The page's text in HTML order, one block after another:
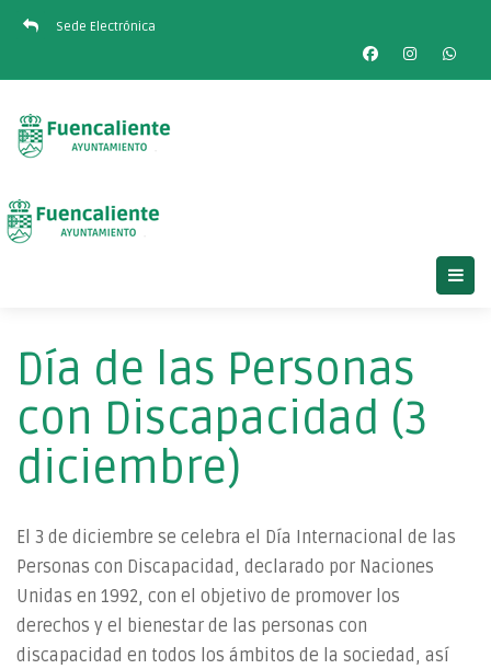
Sede Electrónica
Día de las Personas
con Discapacidad (3
diciembre)
El 3 de diciembre se celebra el Día Internacional de las
Personas con Discapacidad, declarado por Naciones
Unidas en 1992, con el objetivo de promover los
derechos y el bienestar de las personas con
discapacidad en todos los ámbitos de la sociedad, así